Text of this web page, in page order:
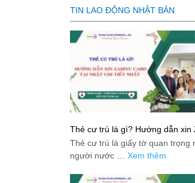
TIN LAO ĐỘNG NHẬT BẢN
Thẻ cư trú là gì? Hướng dẫn xin
Card tại Nhật chi tiết nhất
Thẻ cư trú là giấy tờ quan trọng
người nước … Xem thêm